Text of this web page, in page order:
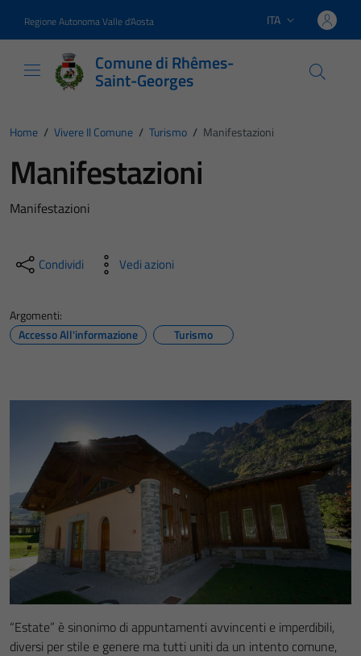
Regione Autonoma Valle d'Aosta Lingua attiva:
ITA
Comune di Rhêmes-
Saint-Georges
Home / Vivere Il Comune / Turismo / Manifestazioni
Manifestazioni
Manifestazioni
Condividi Vedi azioni
Argomenti:
Accesso All'informazione
Turismo
“Estate” è sinonimo di appuntamenti avvincenti e imperdibili,
diversi per stile e genere ma tutti uniti da un intento comune,